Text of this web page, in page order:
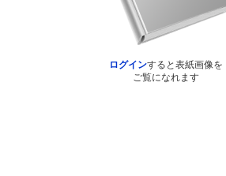
ログインすると表紙画像を
ご覧になれます